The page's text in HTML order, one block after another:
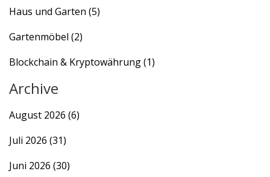
Haus und Garten (5)
Gartenmöbel (2)
Blockchain & Kryptowährung(1)
Archive
August 2026 (6)
Juli 2026 (31)
Juni 2026 (30)